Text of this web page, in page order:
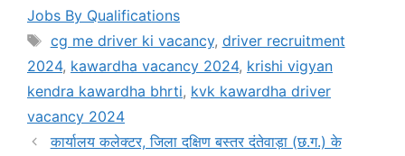
Jobs By Qualifications
Tags
cg me driver ki vacancy, driver recruitment
2024, kawardha vacancy 2024, krishi vigyan
kendra kawardha bhrti, kvk kawardha driver
vacancy 2024
कार्यालय कलेक्टर, जिला दक्षिण बस्तर दंतेवाड़ा (छ.ग.) के